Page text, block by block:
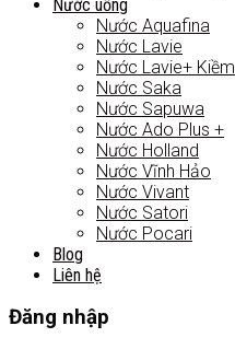
Nước uống
Nước Aquafina
Nước Lavie
Nước Lavie+ Kiềm
Nước Saka
Nước Sapuwa
Nước Ado Plus +
Nước Holland
Nước Vĩnh Hảo
Nước Vivant
Nước Satori
Nước Pocari
Blog
Liên hệ
Đăng nhập